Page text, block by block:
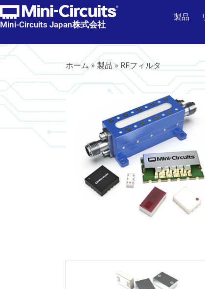
Mini-Circuits Japan株式会社
製品
ホーム»製品 » RFフィルタ